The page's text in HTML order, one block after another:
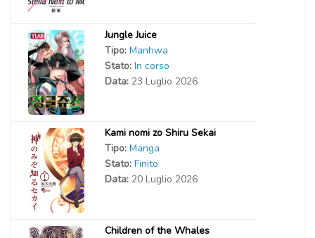
Jungle Juice
Tipo: Manhwa
Stato: In corso
Data: 23 Luglio 2026
Kami nomi zo Shiru Sekai
Tipo: Manga
Stato: Finito
Data: 20 Luglio 2026
Children of the Whales